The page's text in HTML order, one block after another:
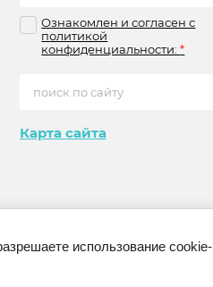
Ознакомлен и согласен с
политикой
конфиденциальности:*
Карта сайта
использование cookie-